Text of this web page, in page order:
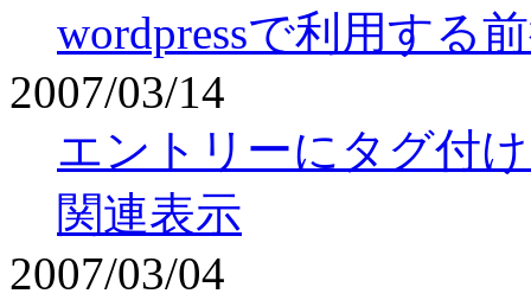
wordpressで利用する
2007/03/14
エントリーにタグ付
関連表示
2007/03/04